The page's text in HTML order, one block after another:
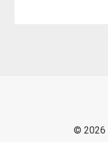
© 2026